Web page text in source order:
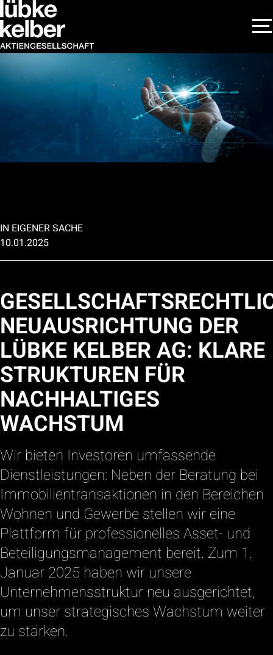
IN EIGENER SACHE
10.01.2025
NEUAUSRICHTUNG DER
LÜBKE KELBER AG: KLARE
STRUKTUREN FÜR
NACHHALTIGES
WACHSTUM
Wir bieten Investoren umfassende
Dienstleistungen: Neben der Beratung bei
Immobilientransaktionen in den Bereichen
Wohnen und Gewerbe stellen wir eine
Plattform für professionelles Asset- und
Beteiligungsmanagement bereit. Zum 1.
Januar 2025 haben wir unsere
Unternehmensstruktur neu ausgerichtet,
um unser strategisches Wachstum weiter
zu stärken.